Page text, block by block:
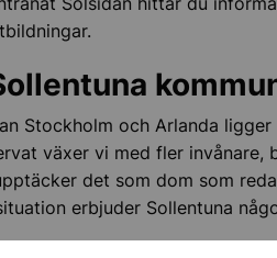
Stockholm och Arlanda
växer vi med fler invånare,
det som dom som
erbjuder Sollentuna